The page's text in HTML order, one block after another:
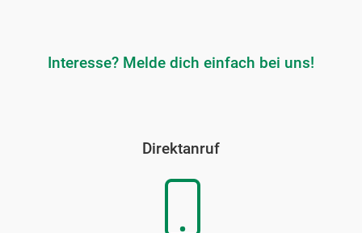
Interesse? Melde dich einfach bei uns!
Direktanruf